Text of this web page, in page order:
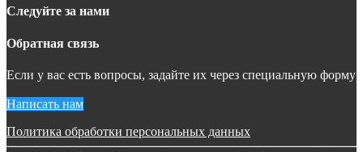
Следуйте за нами
Обратная связь
Если у вас есть вопросы, задайте их через специальную форму
Написать нам
Политика обработки персональных данных